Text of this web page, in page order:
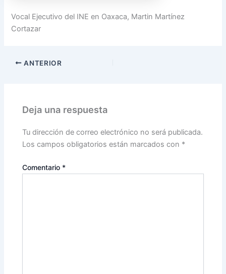
Vocal Ejecutivo del INE en Oaxaca, Martin Martínez
Cortazar
ANTERIOR
Deja una respuesta
Tu dirección de correo electrónico no será publicada.
Los campos obligatorios están marcados con *
Comentario *